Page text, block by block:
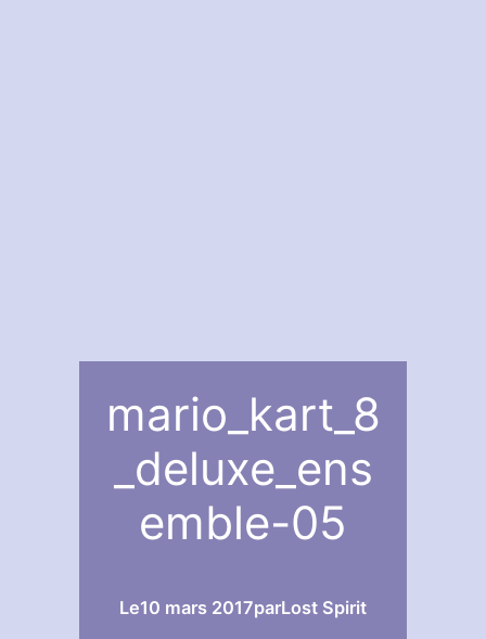
mario_kart_8
_deluxe_ens
emble-05
Le10 mars 2017parLost Spirit